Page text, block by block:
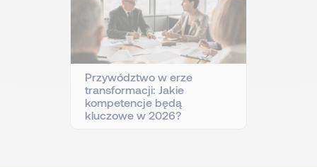
Przywództwo w erze
transformacji: Jakie
kompetencje będą
kluczowe w 2026?